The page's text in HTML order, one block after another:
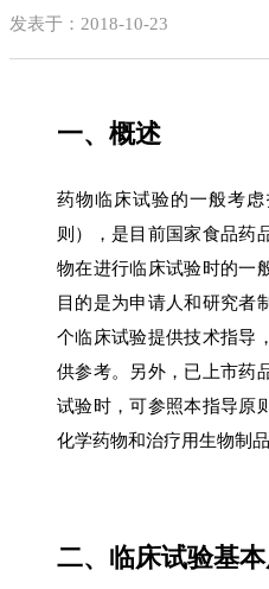
发表于：2018-10-23
一、概述
药物临床试验的一般考
则），是目前国家食品药
物在进行临床试验时的一
目的是为申请人和研究者
个临床试验提供技术指导
供参考。另外，已上市药
试验时，可参照本指导原
化学药物和治疗用生物制品
二、临床试验基本